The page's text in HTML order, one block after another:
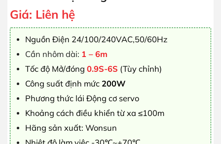
Giá: Liên hệ
Nguồn Điện 24/100/240VAC,50/60Hz
Cần nhôm dài: 1 – 6m
Tốc độ Mở/đóng 0.9S-6S (Tùy chỉnh)
Công suất định mức 200W
Phương thức lái Động cơ servo
Khoảng cách điều khiển từ xa ≤100m
Hãng sản xuất: Wonsun